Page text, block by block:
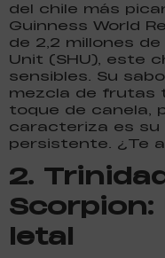
del chile más
Guinness World
de 2,2 millones
Unit (SHU), este
sensibles. Su
mezcla de frutas
toque de canela,
caracteriza es su
persistente. ¿Te
2.
letal